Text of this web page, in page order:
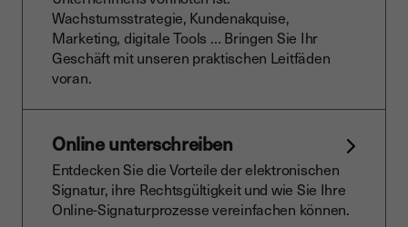
Wachstumsstrategie, Kundenakquise,
Marketing, digitale Tools … Bringen Sie Ihr
Geschäft mit unseren praktischen Leitfäden
voran.
Online unterschreiben
Entdecken Sie die Vorteile der elektronischen
Signatur, ihre Rechtsgültigkeit und wie Sie Ihre
Online-Signaturprozesse vereinfachen können.